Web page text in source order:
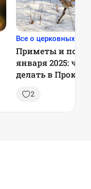
Все о церковных
Приметы и
января 2025: что
делать в
2